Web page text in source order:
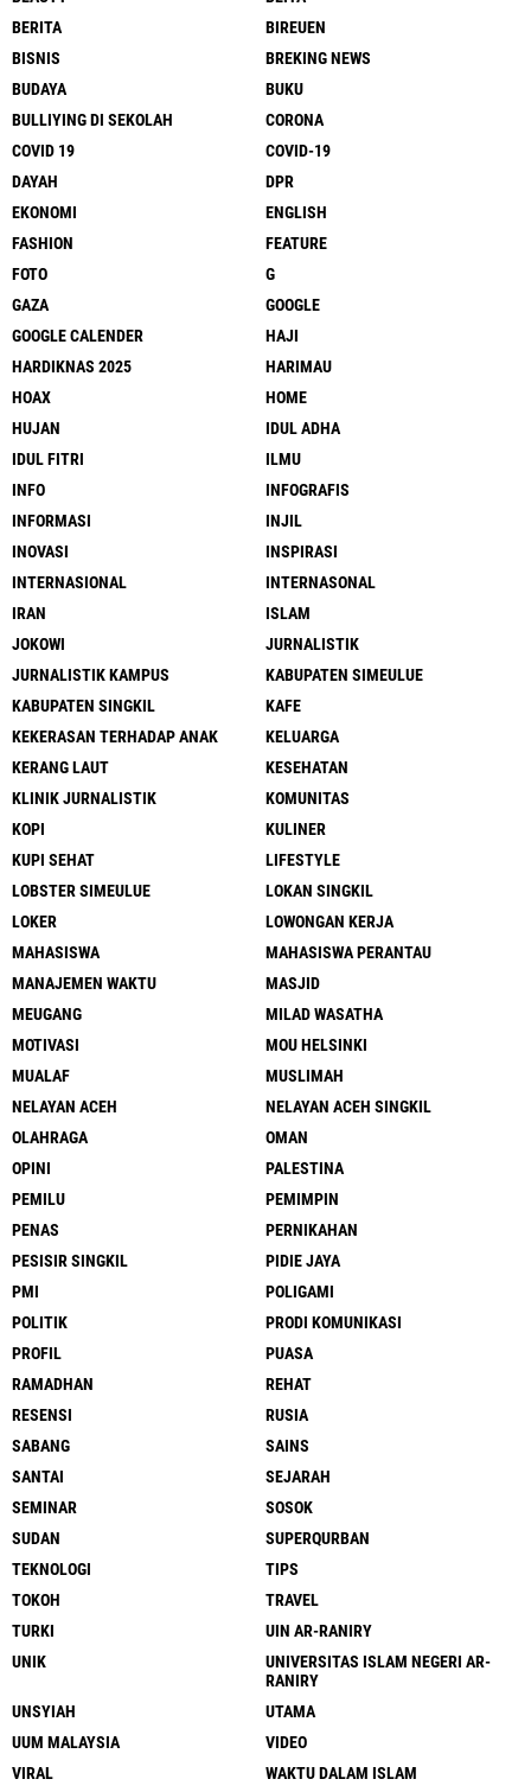
BERITA
BIREUEN
BISNIS
BREKING NEWS
BUDAYA
BUKU
BULLIYING DI SEKOLAH
CORONA
COVID 19
COVID-19
DAYAH
DPR
EKONOMI
ENGLISH
FASHION
FEATURE
FOTO
G
GAZA
GOOGLE
GOOGLE CALENDER
HAJI
HARDIKNAS 2025
HARIMAU
HOAX
HOME
HUJAN
IDUL ADHA
IDUL FITRI
ILMU
INFO
INFOGRAFIS
INFORMASI
INJIL
INOVASI
INSPIRASI
INTERNASIONAL
INTERNASONAL
IRAN
ISLAM
JOKOWI
JURNALISTIK
JURNALISTIK KAMPUS
KABUPATEN SIMEULUE
KABUPATEN SINGKIL
KAFE
KEKERASAN TERHADAP ANAK
KELUARGA
KERANG LAUT
KESEHATAN
KLINIK JURNALISTIK
KOMUNITAS
KOPI
KULINER
KUPI SEHAT
LIFESTYLE
LOBSTER SIMEULUE
LOKAN SINGKIL
LOKER
LOWONGAN KERJA
MAHASISWA
MAHASISWA PERANTAU
MANAJEMEN WAKTU
MASJID
MEUGANG
MILAD WASATHA
MOTIVASI
MOU HELSINKI
MUALAF
MUSLIMAH
NELAYAN ACEH
NELAYAN ACEH SINGKIL
OLAHRAGA
OMAN
OPINI
PALESTINA
PEMILU
PEMIMPIN
PENAS
PERNIKAHAN
PESISIR SINGKIL
PIDIE JAYA
PMI
POLIGAMI
POLITIK
PRODI KOMUNIKASI
PROFIL
PUASA
RAMADHAN
REHAT
RESENSI
RUSIA
SABANG
SAINS
SANTAI
SEJARAH
SEMINAR
SOSOK
SUDAN
SUPERQURBAN
TEKNOLOGI
TIPS
TOKOH
TRAVEL
TURKI
UIN AR-RANIRY
UNIK
UNIVERSITAS ISLAM NEGERI AR-
RANIRY
UNSYIAH
UTAMA
UUM MALAYSIA
VIDEO
VIRAL
WAKTU DALAM ISLAM